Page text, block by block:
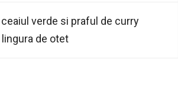
verde si praful de curry
de otet